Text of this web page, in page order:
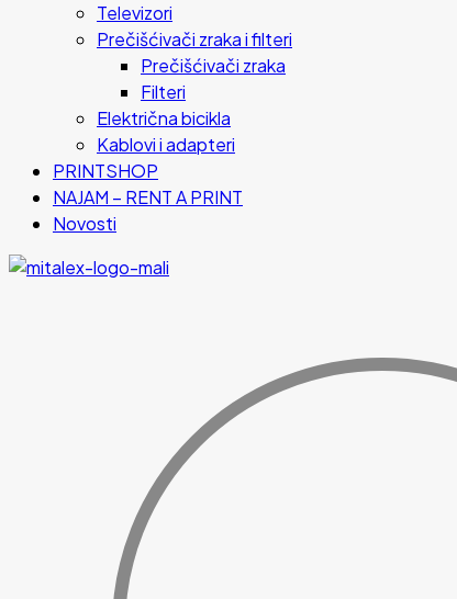
Televizori
Prečišćivači zraka i filteri
Prečišćivači zraka
Filteri
Električna bicikla
Kablovi i adapteri
PRINTSHOP
NAJAM – RENT A PRINT
Novosti